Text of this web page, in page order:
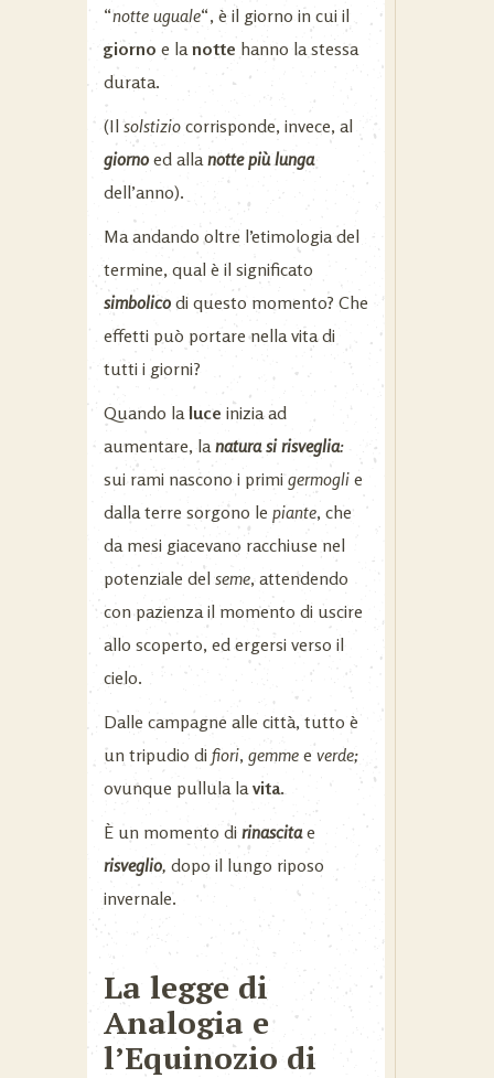
“notte uguale“, è il giorno in cui il
giorno e la notte hanno la stessa
durata.
(Il solstizio corrisponde, invece, al
giornoed alla notte più lunga
dell’anno).
Ma andando oltre l’etimologia del
termine, qual è il significato
simbolico di questo momento? Che
effetti può portare nella vita di
tutti i giorni?
Quando la luce inizia ad
aumentare, la natura si risveglia:
sui rami nascono i primi germogli e
dalla terre sorgono le piante, che
da mesi giacevano racchiuse nel
potenziale del seme, attendendo
con pazienza il momento di uscire
allo scoperto, ed ergersi verso il
cielo.
Dalle campagne alle città, tutto è
un tripudio di fiori, gemme e verde;
ovunque pullula la vita.
È un momento di rinascitae
risveglio, dopo il lungo riposo
invernale.
La legge di
Analogia e
l’Equinozio di